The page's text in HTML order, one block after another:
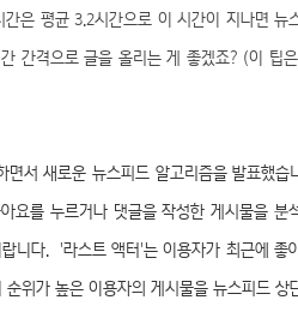
은 평균 3.2시간으로 이 시간이 지나면 뉴
간격으로 글을 올리는 게 좋겠죠? (이 팁
서 새로운 뉴스피드 알고리즘을 발표했습
요를 누르거나 댓글을 작성한 게시물을 분
니다.
'라스트 액터'는 이용자가 최근에 좋
위가 높은 이용자의 게시물을 뉴스피드 상